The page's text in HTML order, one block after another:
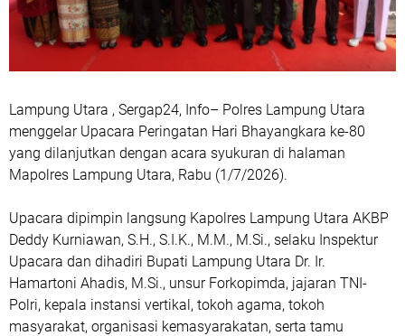
Lampung Utara , Sergap24, Info– Polres Lampung Utara
menggelar Upacara Peringatan Hari Bhayangkara ke-80
yang dilanjutkan dengan acara syukuran di halaman
Mapolres Lampung Utara, Rabu (1/7/2026).
Upacara dipimpin langsung Kapolres Lampung Utara AKBP
Deddy Kurniawan, S.H., S.I.K., M.M., M.Si., selaku Inspektur
Upacara dan dihadiri Bupati Lampung Utara Dr. Ir.
Hamartoni Ahadis, M.Si., unsur Forkopimda, jajaran TNI-
Polri, kepala instansi vertikal, tokoh agama, tokoh
masyarakat, organisasi kemasyarakatan, serta tamu